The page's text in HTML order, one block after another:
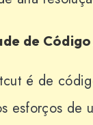
de
é de
esforços de